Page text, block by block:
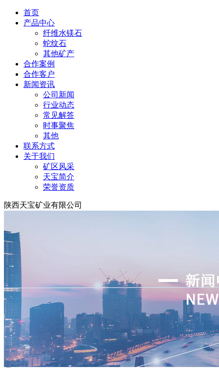
首页
产品中心
纤维水镁石
蛇纹石
其他矿产
合作案例
合作客户
新闻资讯
公司新闻
行业动态
常见解答
时事聚焦
其他
联系方式
关于我们
矿区风采
天宝简介
荣誉资质
陕西天宝矿业有限公司